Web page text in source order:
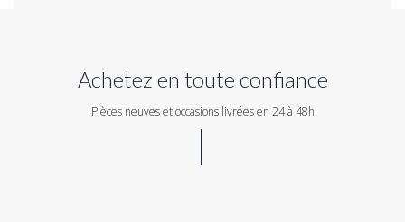
Achetez en toute confiance
Pièces neuves et occasions livrées en 24 à 48h